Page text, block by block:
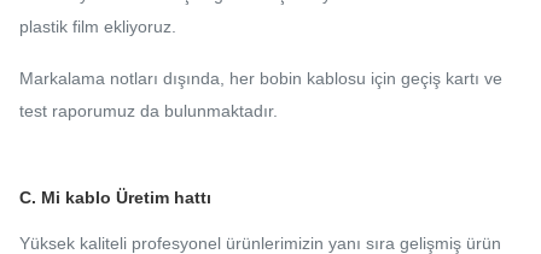
plastik film ekliyoruz.
Markalama notları dışında, her bobin kablosu için geçiş kartı ve
test raporumuz da bulunmaktadır.
C. Mi kablo Üretim hattı
Yüksek kaliteli profesyonel ürünlerimizin yanı sıra gelişmiş ürün